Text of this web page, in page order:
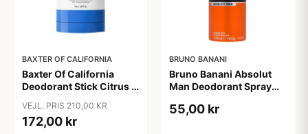
BAXTER OF CALIFORNIA
Baxter Of California
Deodorant Stick Citrus &
VEJL. PRIS 210,00 KR
172,00 kr
BRUNO BANANI
Bruno Banani Absolut
Man Deodorant Spray
55,00 kr